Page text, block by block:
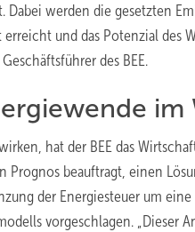
werden die gesetzten
und das Potenzial des
des BEE.
im
hat der BEE das
Prognos beauftragt, einen
der Energiesteuer um eine
vorgeschlagen. „Dieser